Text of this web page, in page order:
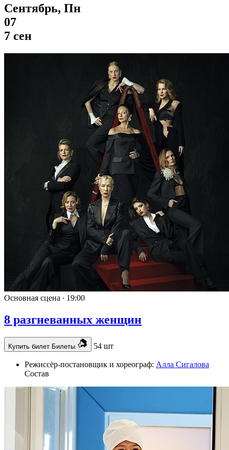
Сентябрь, Пн
07
7 сен
Основная сцена ∙ 19:00
8 разгневанных женщин
Купить билет Билеты 54 шт
Режиссёр-постановщик и хореограф: Алла Сигалова
Состав